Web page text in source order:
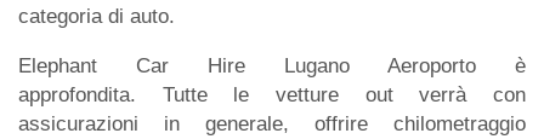
categoria di auto.
Elephant Car Hire Lugano Aeroporto è
approfondita. Tutte le vetture out verrà con
assicurazioni in generale, offrire chilometraggio